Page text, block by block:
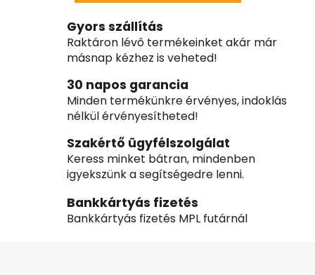
Gyors szállítás
Raktáron lévő termékeinket akár már
másnap kézhez is veheted!
30 napos garancia
Minden termékünkre érvényes, indoklás
nélkül érvényesítheted!
Szakértő ügyfélszolgálat
Keress minket bátran, mindenben
igyekszünk a segítségedre lenni.
Bankkártyás fizetés
Bankkártyás fizetés MPL futárnál